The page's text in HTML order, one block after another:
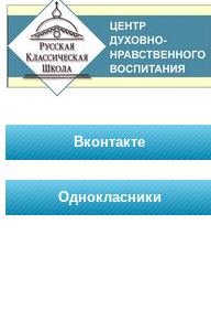
Вконтакте
Однокласники